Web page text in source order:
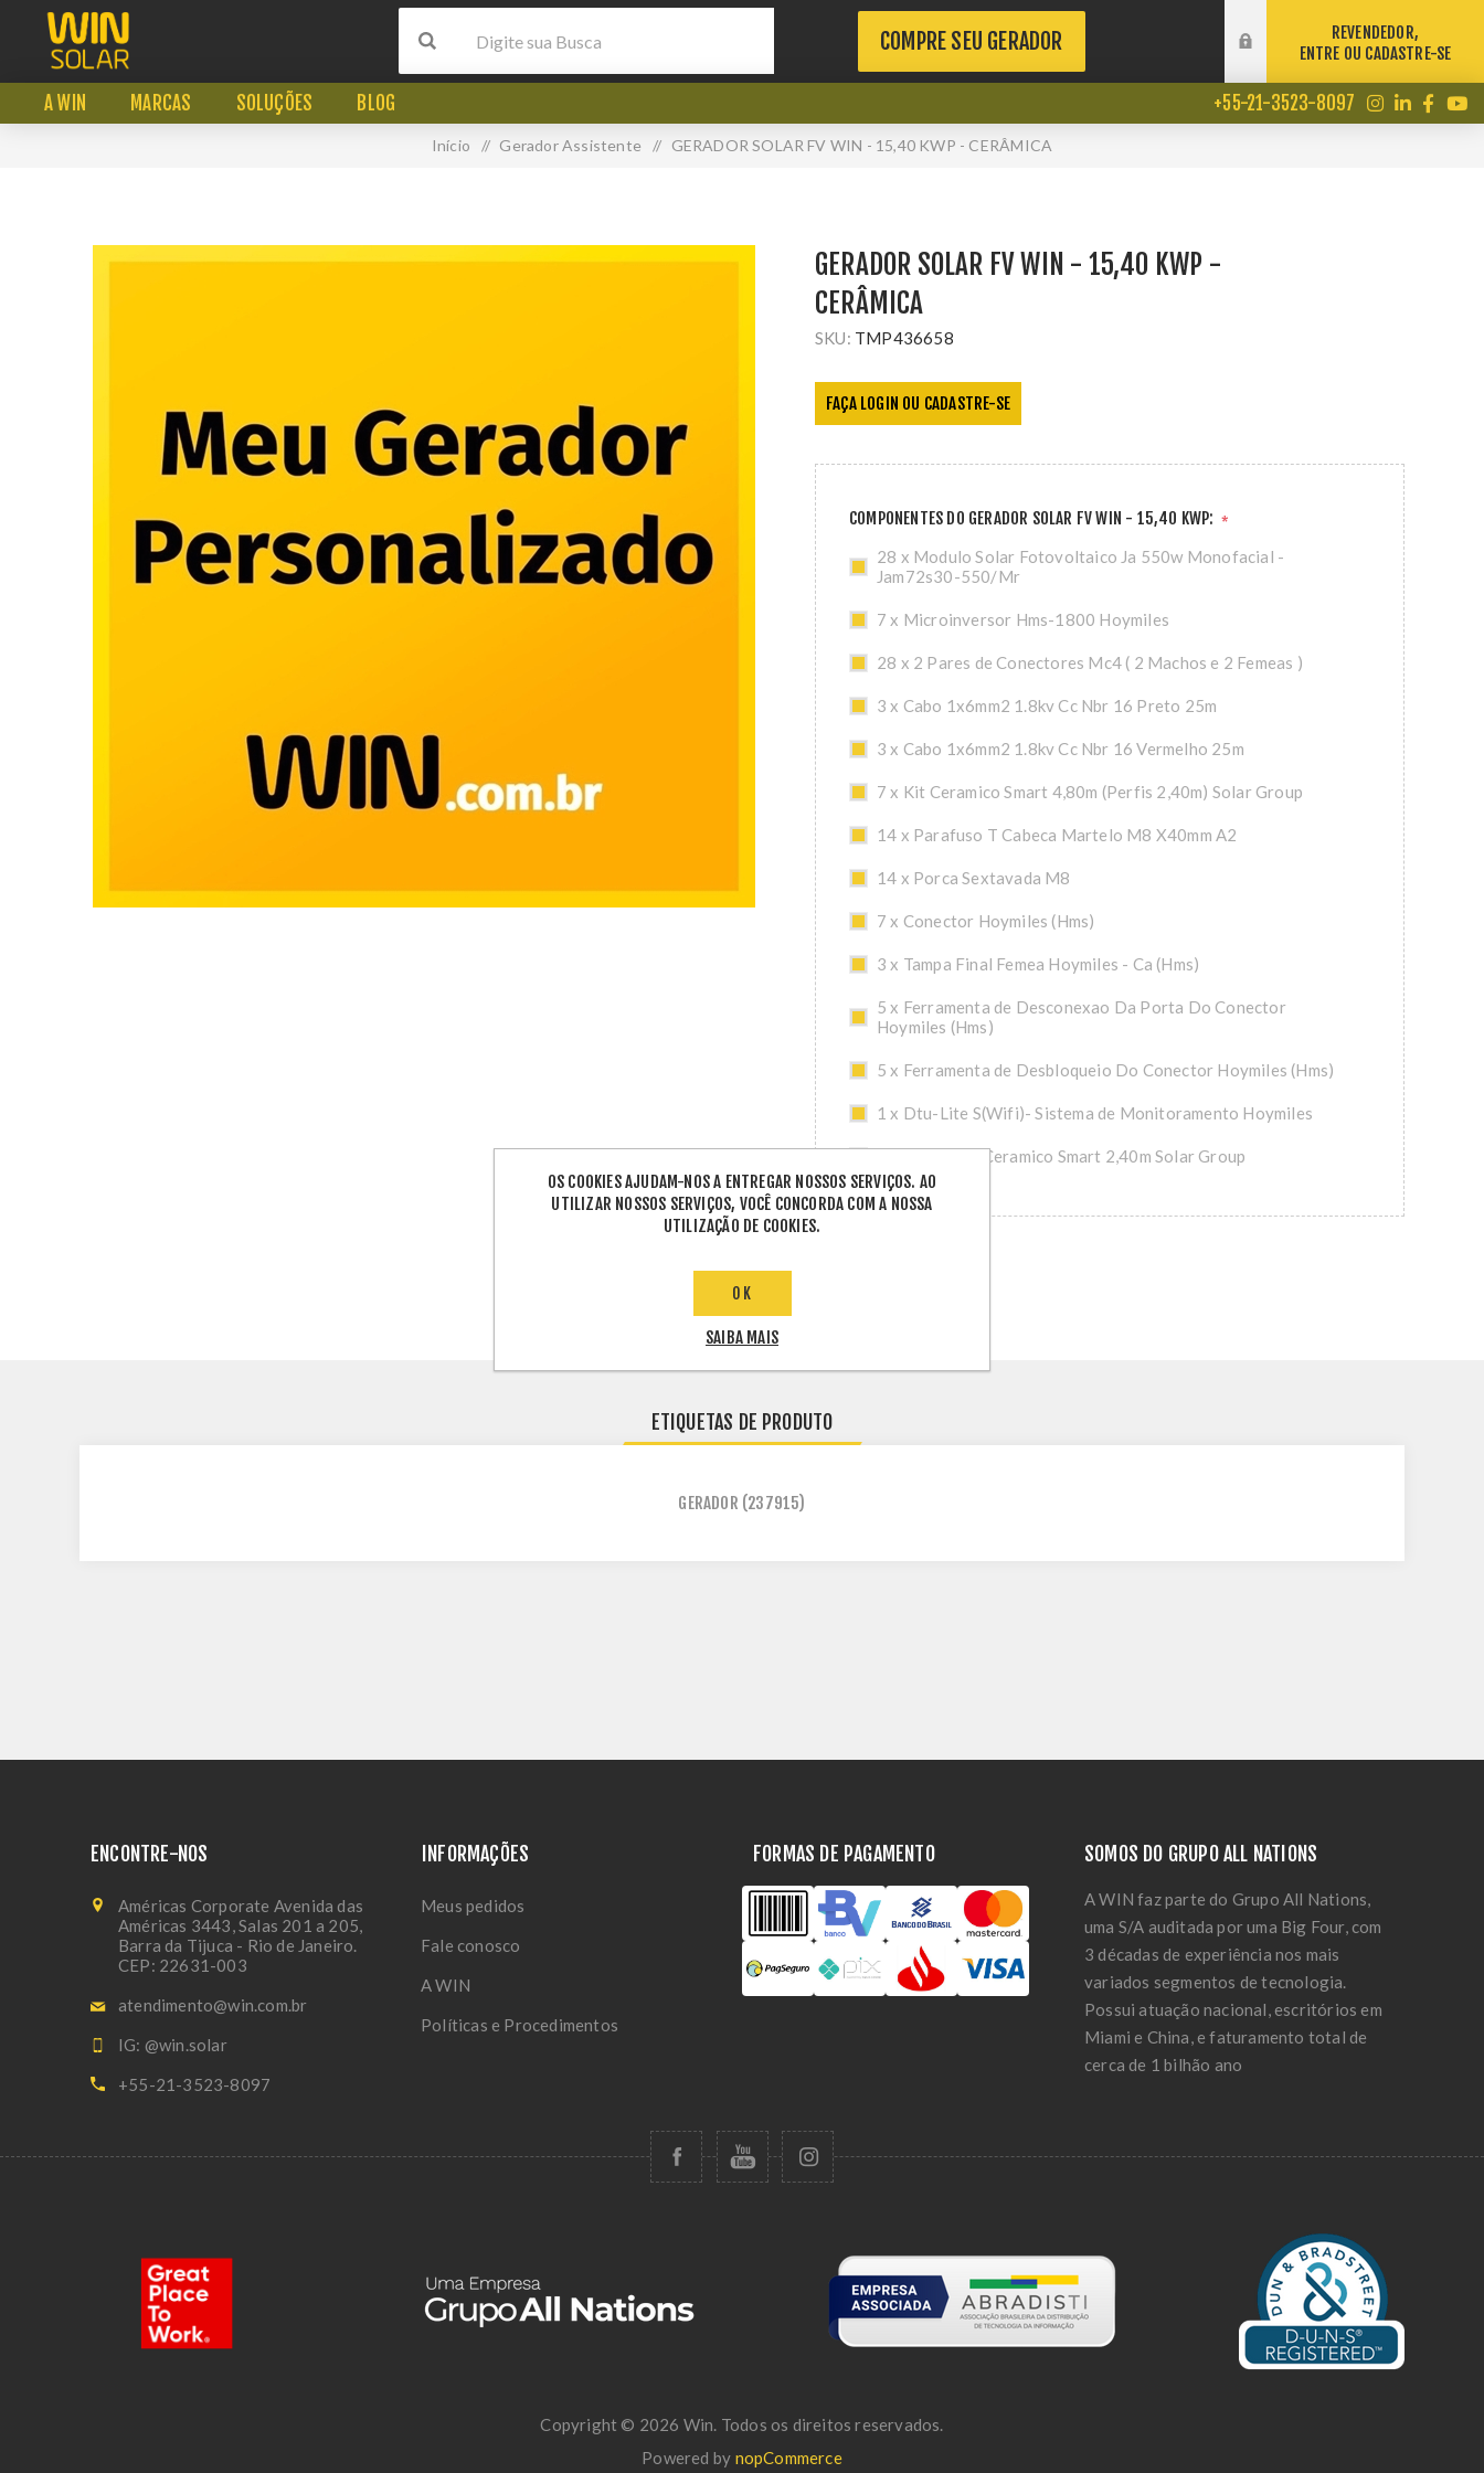
COMPRE SEU GERADOR
REVENDEDOR,
ENTRE OU CADASTRE-SE
A WIN MARCAS SOLUÇÕES BLOG +55-21-3523-8097
Início / Gerador Assistente / GERADOR SOLAR FV WIN - 15,40 KWP - CERÂMICA
GERADOR SOLAR FV WIN - 15,40 KWP -
CERÂMICA
SKU: TMP436658
FAÇA LOGIN OU CADASTRE-SE
COMPONENTES DO GERADOR SOLAR FV WIN - 15,40 KWP: *
28 x Modulo Solar Fotovoltaico Ja 550w Monofacial -
Jam72s30-550/Mr
7 x Microinversor Hms-1800 Hoymiles
28 x 2 Pares de Conectores Mc4 ( 2 Machos e 2 Femeas )
3 x Cabo 1x6mm2 1.8kv Cc Nbr 16 Preto 25m
3 x Cabo 1x6mm2 1.8kv Cc Nbr 16 Vermelho 25m
7 x Kit Ceramico Smart 4,80m (Perfis 2,40m) Solar Group
14 x Parafuso T Cabeca Martelo M8 X40mm A2
14 x Porca Sextavada M8
7 x Conector Hoymiles (Hms)
3 x Tampa Final Femea Hoymiles - Ca (Hms)
5 x Ferramenta de Desconexao Da Porta Do Conector
Hoymiles (Hms)
5 x Ferramenta de Desbloqueio Do Conector Hoymiles (Hms)
1 x Dtu-Lite S(Wifi)- Sistema de Monitoramento Hoymiles
7 x Acessorio Ceramico Smart 2,40m Solar Group
ETIQUETAS DE PRODUTO
GERADOR (237915)
ENCONTRE-NOS
Américas Corporate Avenida das
Américas 3443, Salas 201 a 205,
Barra da Tijuca - Rio de Janeiro.
CEP: 22631-003
atendimento@win.com.br
IG: @win.solar
+55-21-3523-8097
INFORMAÇÕES
Meus pedidos
Fale conosco
A WIN
Políticas e Procedimentos
FORMAS DE PAGAMENTO SOMOS DO GRUPO ALL NATIONS
A WIN faz parte do Grupo All Nations,
uma S/A auditada por uma Big Four, com
3 décadas de experiência nos mais
variados segmentos de tecnologia.
Possui atuação nacional, escritórios em
Miami e China, e faturamento total de
cerca de 1 bilhão ano
Copyright © 2026 Win. Todos os direitos reservados.
Powered by nopCommerce
OS COOKIES AJUDAM-NOS A ENTREGAR NOSSOS SERVIÇOS. AO
UTILIZAR NOSSOS SERVIÇOS, VOCÊ CONCORDA COM A NOSSA
UTILIZAÇÃO DE COOKIES.
OK
SAIBA MAIS